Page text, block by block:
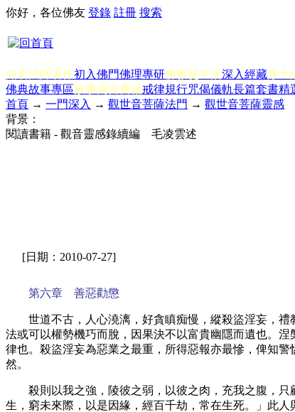
你好，各位佛友 登錄 註冊 搜索
知名法師著作初入佛門佛理專研佛教徒生活深入經藏淨土
佛典故事專區故事寓言書籍戒律規行咒偈儀軌長篇套書精
首頁 → 一門深入 → 觀世音菩薩法門 → 觀世音菩薩靈感
背景：
閱讀書籍 - 觀音靈感錄續編 毛凌雲述
[日期：2010-07-27]
第六章 善惡勸懲
世道不古，人心澆漓，好貪瞋痴慢，縱殺盜淫妄，
法或可以權勢機巧而脫，因果決不以富貴幽隱而遺也。
律也。殺盜淫妄為惡業之最重，所得惡報亦最慘，俾知
然。
殺則以我之強，陵彼之弱，以彼之肉，充我之腹，
生，窮未來際，以是因緣，經百千劫，常在生死。」此